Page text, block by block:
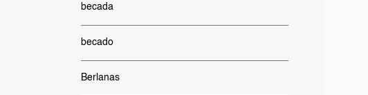
becada
becado
Berlanas